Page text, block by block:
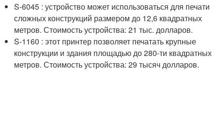
S-6045 : устройство может использоваться для печати
сложных конструкций размером до 12,6 квадратных
метров. Стоимость устройства: 21 тыс. долларов.
S-1160 : этот принтер позволяет печатать крупные
конструкции и здания площадью до 280-ти квадратных
метров. Стоимость устройства: 29 тысяч долларов.